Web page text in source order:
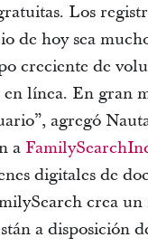
Los
de hoy sea
creciente de
línea. En gran
agregó
a
digitales de
crea
a disposición